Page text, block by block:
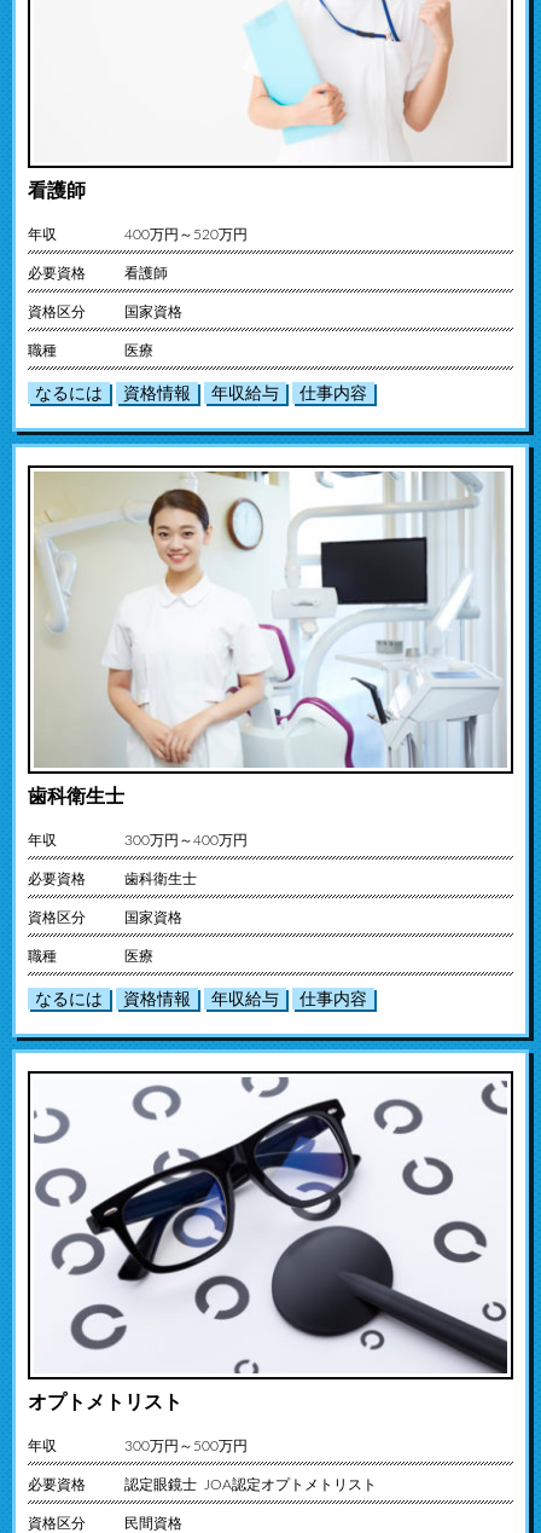
看護師
年収 400万円～520万円
必要資格 看護師
資格区分 国家資格
職種 医療
なるには 資格情報 年収給与 仕事内容
歯科衛生士
年収 300万円～400万円
必要資格 歯科衛生士
資格区分 国家資格
職種 医療
なるには 資格情報 年収給与 仕事内容
オプトメトリスト
年収 300万円～500万円
必要資格 認定眼鏡士 JOA認定オプトメトリスト
資格区分 民間資格